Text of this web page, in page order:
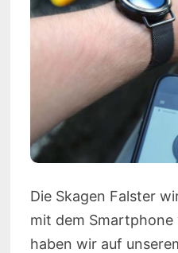
Die Skagen Falster
mit dem
haben wir auf